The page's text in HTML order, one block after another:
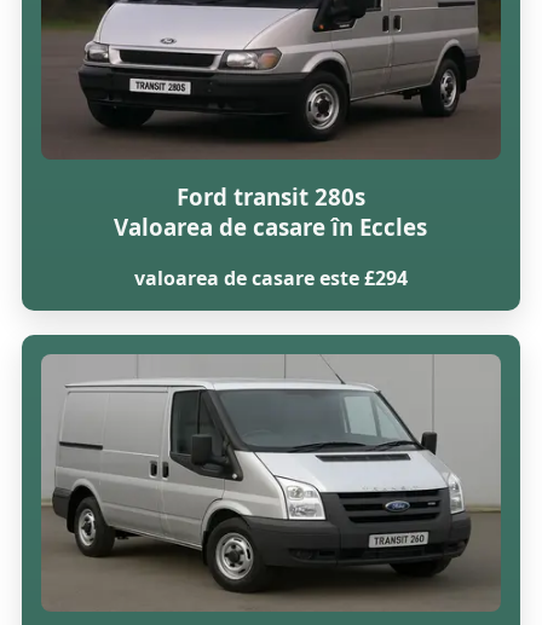
Ford transit 280s
Valoarea de casare în Eccles
valoarea de casare este £294